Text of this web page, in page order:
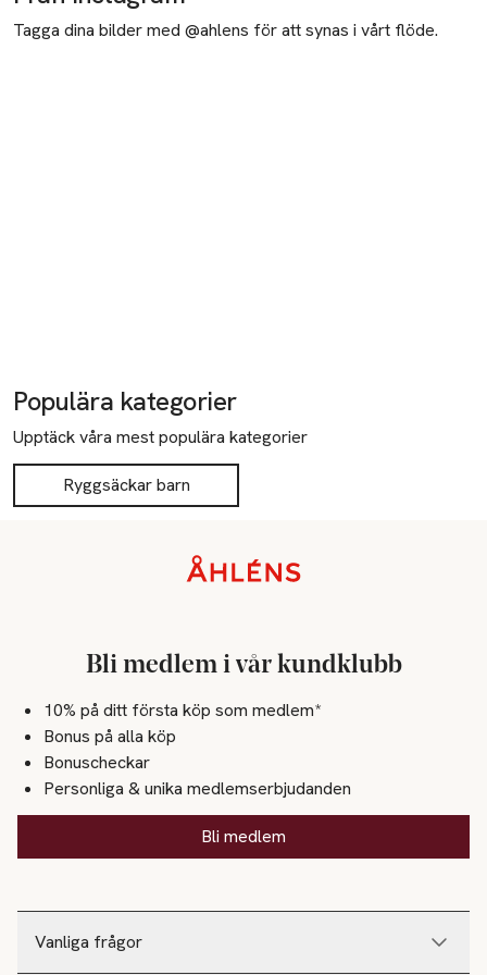
Tagga dina bilder med @ahlens för att synas i vårt flöde.
Populära kategorier
Upptäck våra mest populära kategorier
Ryggsäckar barn
Vanliga frågor
Bli medlem i vår kundklubb
10% på ditt första köp som medlem*
Bonus på alla köp
Bonuscheckar
Personliga & unika medlemserbjudanden
Bli medlem